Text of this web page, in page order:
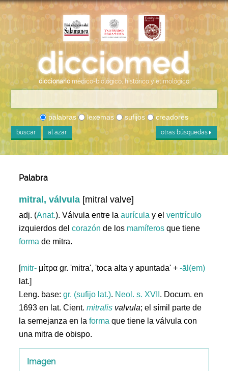
diccionario médico-biológico, histórico y etimológico
palabras lexemas sufijos creadores
buscar al azar otras búsquedas
Palabra
mitral, válvula [mitral valve]
adj. (Anat.). Válvula entre laaurícula y elventrículo
izquierdos delcorazón de los mamíferos que tiene
forma de mitra.
[mitr- μίτρα gr. 'mitra', 'toca alta y apuntada' +-āl(em)
lat.]
Leng. base:gr. (sufijo lat.). Neol. s. XVII . Docum. en
1693 en lat. Cient.mitralis valvula; el símil parte de
la semejanza en laforma que tiene la válvula con
una mitra de obispo.
Imagen